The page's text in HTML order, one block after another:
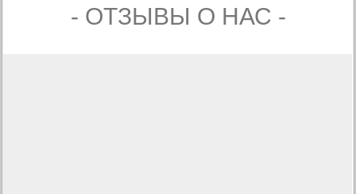
- ОТЗЫВЫ О НАС -